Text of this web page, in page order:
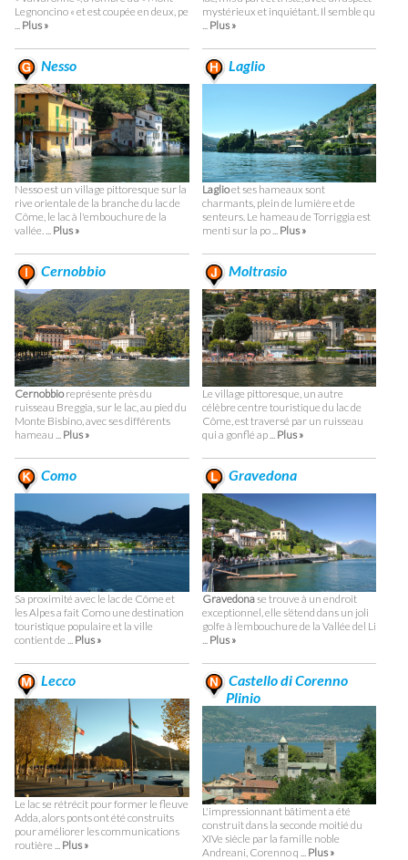
Legnoncino « et est coupée en deux, pe
Plus »
mystérieux et inquiétant. Il semble qu
Plus »
Nesso
Nesso est un village pittoresque sur la
rive orientale de la branche du lac de
Côme, le lac à l'embouchure de la
vallée. ... Plus »
Laglio
Laglioet ses hameaux sont
charmants, plein de lumière et de
senteurs. Le hameau de Torriggia est
menti sur la po ... Plus »
Cernobbio
Cernobbioreprésente près du
ruisseau Breggia, sur le lac, au pied du
Monte Bisbino, avec ses différents
hameau ... Plus »
Moltrasio
Le village pittoresque, un autre
célèbre centre touristique du lac de
Côme, est traversé par un ruisseau
qui a gonflé ap ... Plus »
Como
Sa proximité avec le lac de Côme et
les Alpes a fait Como une destination
touristique populaire et la ville
contient de ... Plus »
Gravedona
Gravedonase trouve à un endroit
exceptionnel, elle s’étend dans un joli
golfe à l’embouchure de la Vallée del Li
... Plus »
Lecco
Le lac se rétrécit pour former le fleuve
Adda, alors ponts ont été construits
pour améliorer les communications
routière ... Plus »
Castello di Corenno
Plinio
L'impressionnant bâtiment a été
construit dans la seconde moitié du
XIVe siècle par la famille noble
Andreani, Corenno q ... Plus »